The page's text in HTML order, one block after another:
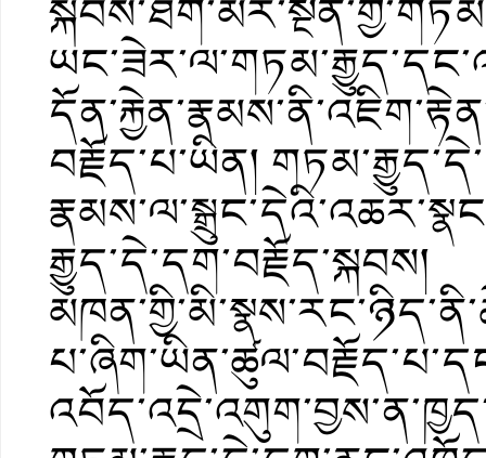
བརྗོད་པ་ཡིན།
རྒྱུད་དེ་དག་བརྗོད་སྐབས།